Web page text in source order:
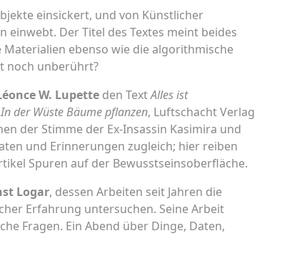
einsickert, und von Künstlicher
Der Titel des Textes meint beides
ebenso wie die algorithmische
noch unberührt?
W. Lupette den TextAlles ist
In der Wüste Bäume pflanzen, Luftschacht Verlag
der Stimme der Ex-Insassin Kasimira und
und Erinnerungen zugleich; hier reiben
Spuren auf der Bewusstseinsoberfläche.
Logar, dessen Arbeiten seit Jahren die
Erfahrung untersuchen. Seine Arbeit
Fragen. Ein Abend über Dinge, Daten,